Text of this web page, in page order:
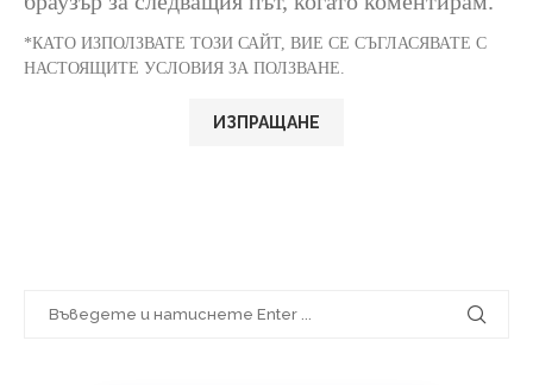
*КАТО ИЗПОЛЗВАТЕ ТОЗИ САЙТ, ВИЕ СЕ СЪГЛАСЯВАТЕ С
НАСТОЯЩИТЕ УСЛОВИЯ ЗА ПОЛЗВАНЕ.